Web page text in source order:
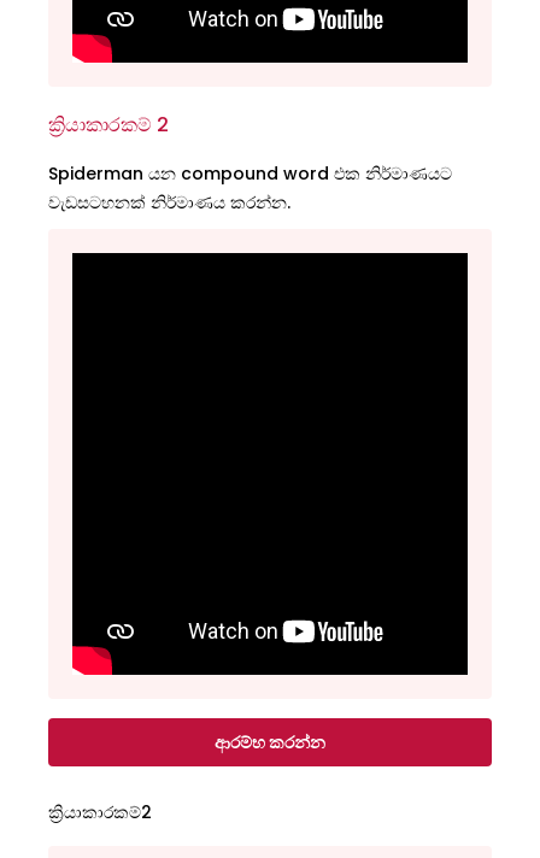
ක්‍රියාකාරකම් 2
Spiderman යන compound word එක නිර්මාණයට
වැඩසටහනක් නිර්මාණය කරන්න.
ආරම්භ කරන්න
ක්‍රියාකාරකම්2